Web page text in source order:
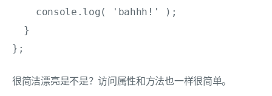
    console.log( 'bahhh!' );
  }
};
很简洁漂亮是不是？访问属性和方法也一样很简单。